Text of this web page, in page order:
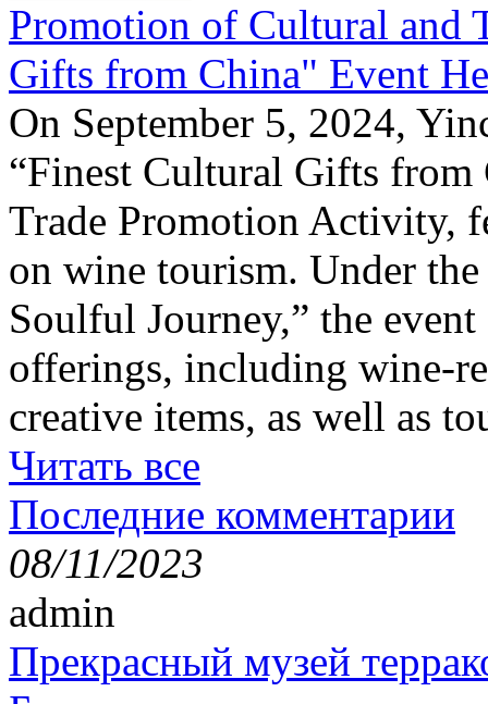
Promotion of Cultural and
Gifts from China" Event
On September 5, 2024,
“Finest Cultural Gifts from
Trade Promotion Activity,
on wine tourism. Under
Soulful Journey,” the
offerings, including wine-
creative items, as well as
Читать все
Последние комментарии
08/11/2023
admin
Прекрасный музей